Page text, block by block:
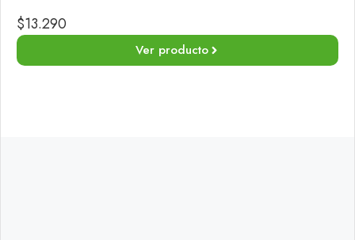
$13.290
Ver producto